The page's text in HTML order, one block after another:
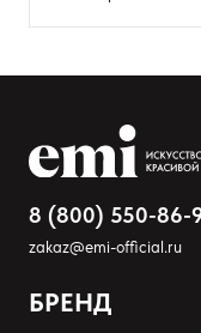
8 (800) 550-86-
zakaz@emi-official.ru
БРЕНД